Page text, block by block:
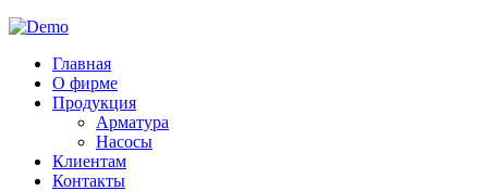
Главная
О фирме
Продукция
Арматура
Насосы
Клиентам
Контакты